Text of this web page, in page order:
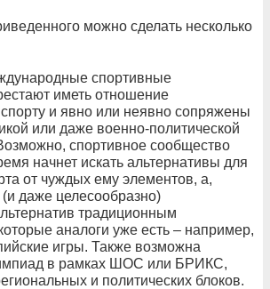
можно сделать несколько
спортивные
иметь отношение
спорту и явно или неявно сопряжены
или даже военно-политической
спортивное сообщество
начнет искать альтернативы для
от чуждых ему элементов, а,
(и даже целесообразно)
традиционным
аналоги уже есть – например,
игры. Также возможна
в рамках ШОС или БРИКС,
и политических блоков.